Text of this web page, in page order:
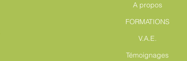
A propos
FORMATIONS
V.A.E.
Témoignages